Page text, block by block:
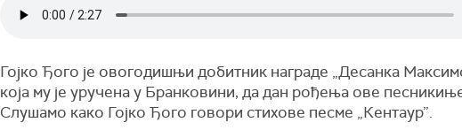
Гојко Ђого је овогодишњи добитник награде „Десанка
која му је уручена у Бранковини, да дан рођења ове
Слушамо како Гојко Ђого говори стихове песме „Кентаур”.